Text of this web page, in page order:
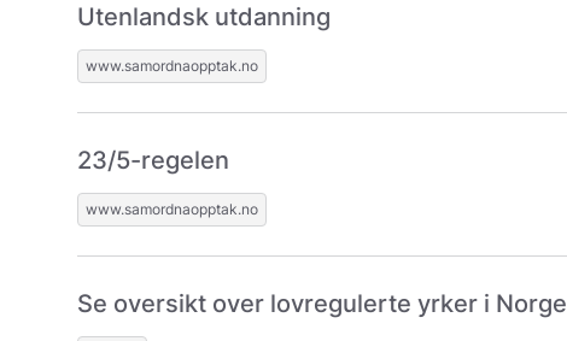
Utenlandsk utdanning
www.samordnaopptak.no
23/5-regelen
www.samordnaopptak.no
Se oversikt over lovregulerte yrker i Norge